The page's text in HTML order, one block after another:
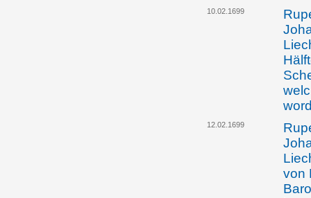
10.02.1699
12.02.1699
von